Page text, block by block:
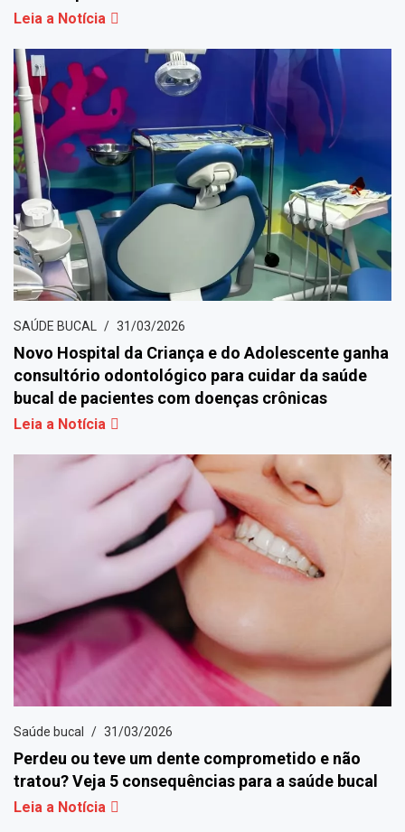
Leia a Notícia
SAÚDE BUCAL 31/03/2026
Novo Hospital da Criança e do Adolescente ganha
consultório odontológico para cuidar da saúde
bucal de pacientes com doenças crônicas
Leia a Notícia
Saúde bucal 31/03/2026
Perdeu ou teve um dente comprometido e não
tratou? Veja 5 consequências para a saúde bucal
Leia a Notícia